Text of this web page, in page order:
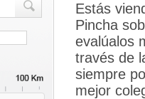
Estás
Pincha
evalúalos
través de
siempre
mejor